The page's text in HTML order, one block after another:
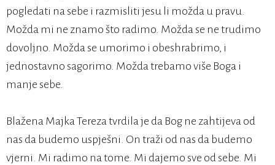
pogledati na sebe i razmisliti jesu li možda u pravu.
Možda mi ne znamo što radimo. Možda se ne trudimo
dovoljno. Možda se umorimo i obeshrabrimo, i
jednostavno sagorimo. Možda trebamo više Boga i
manje sebe.
Blažena Majka Tereza tvrdila je da Bog ne zahtijeva od
nas da budemo uspješni. On traži od nas da budemo
vjerni. Mi radimo na tome. Mi dajemo sve od sebe. Mi